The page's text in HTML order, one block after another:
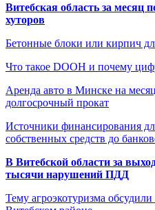
Витебская область за месяц
хуторов
Бетонные блоки или кирпич
Что такое DOOH и почему
Аренда авто в Минске на
долгосрочный прокат
Источники финансирования
собственных средств до
В Витебской области за
тысячи нарушений ПДД
Тему агроэкотуризма